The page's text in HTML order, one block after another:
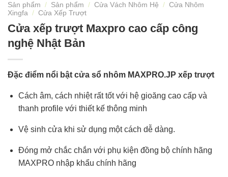
Sản phẩm / Sản phẩm / Cửa Vách Nhôm Hệ / Cửa Nhôm
Xingfa
/ Cửa Xếp Trượt
Cửa xếp trượt Maxpro cao cấp công
nghệ Nhật Bản
Đặc điểm nổi bật cửa sổ nhôm MAXPRO.JP xếp trượt
Cách âm, cách nhiệt rất tốt với hệ gioăng cao cấp và
thanh profile với thiết kế thông minh
Vệ sinh cửa khi sử dụng một cách dễ dàng.
Đóng mở chắc chắn với phụ kiện đồng bộ chính hãng
MAXPRO nhập khẩu chính hãng